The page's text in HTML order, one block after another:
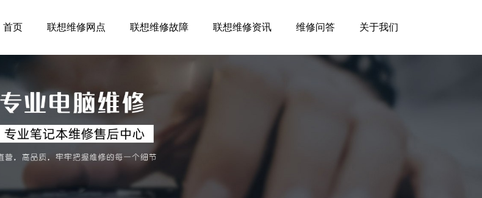
首页 联想维修网点 联想维修故障 联想维修资讯 维修问答 关于我们